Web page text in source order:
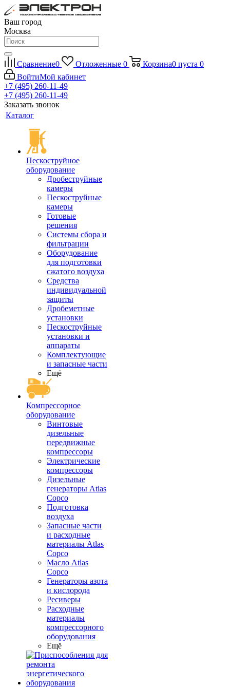
Ваш город
Москва
Сравнение0 Отложенные 0 Корзина0 пуста 0
ВойтиМой кабинет
+7 (495) 260-11-49
+7 (495) 260-11-49
Заказать звонок
Каталог
Пескоструйное
оборудование
Дробеструйные
камеры
Пескоструйные
камеры
Готовые
решения
Системы сбора и
фильтрации
Оборудование
для подготовки
сжатого воздуха
Средства
индивидуальной
защиты
Дробеметные
установки
Пескоструйные
установки и
аппараты
Комплектующие
и запасные части
Ещё
Компрессорное
оборудование
Винтовые
дизельные
передвижные
компрессоры
Электрические
компрессоры
Дизельные
генераторы Atlas
Copco
Подготовка
воздуха
Запасные части
и расходные
материалы Atlas
Copco
Масло Atlas
Copco
Генераторы азота
и кислорода
Ресиверы
Расходные
материалы
компрессорного
оборудования
Ещё